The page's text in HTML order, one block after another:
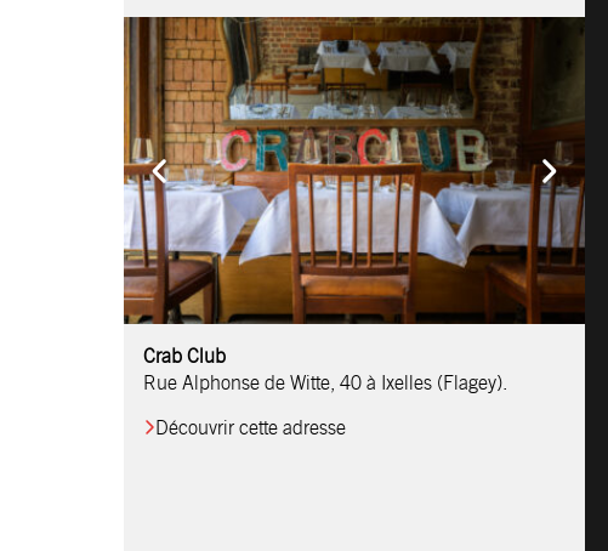
Comptoir Chouchou
Crab Club
Rue Alphonse de Witte, 40 à Ixelles (Flagey).
Découvrir cette adresse
OM Restaurant
Table & Comptoir
Le Relais d’Orti
Studio 97
Löctave Restaurant
F-eat Restaurant
L’Art des Mets
Restaurant Harmonie
La Table de Jean